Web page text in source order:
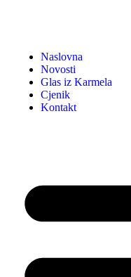
Naslovna
Novosti
Glas iz Karmela
Cjenik
Kontakt